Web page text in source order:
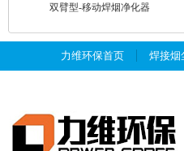
双臂型-移动焊烟净化器
力维环保首页 焊接烟